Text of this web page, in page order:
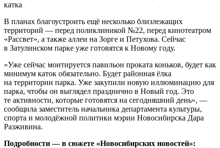
В планах благоустроить ещё несколько близлежащих
территорий — перед поликлиникой №22, перед кинотеатром
«Рассвет», а также аллеи на Зорге и Петухова. Сейчас
в Затулинском парке уже готовятся к Новому году.
«Уже сейчас монтируется павильон проката коньков, будет как
минимум каток обязательно. Будет районная ёлка
на территории парка. Уже закупили новую иллюминацию для
парка, чтобы он выглядел празднично в Новый год. Это
те активности, которые готовятся на сегодняшний день», —
сообщила заместитель начальника департамента культуры,
спорта и молодёжной политики мэрии Новосибирска Дара
Разживина.
Подробности — в сюжете «Новосибирских новостей»: